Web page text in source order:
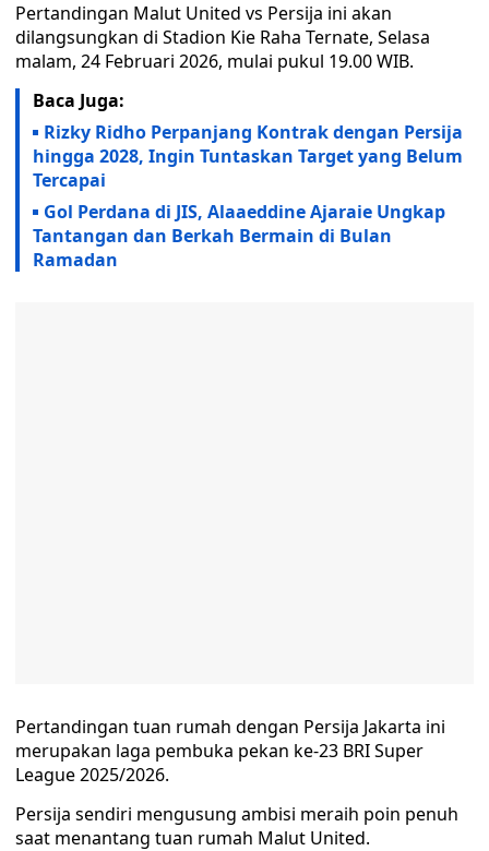
Pertandingan Malut United vs Persija ini akan
dilangsungkan di Stadion Kie Raha Ternate, Selasa
malam, 24 Februari 2026, mulai pukul 19.00 WIB.
Baca Juga:
Rizky Ridho Perpanjang Kontrak dengan Persija
hingga 2028, Ingin Tuntaskan Target yang Belum
Tercapai
Gol Perdana di JIS, Alaaeddine Ajaraie Ungkap
Tantangan dan Berkah Bermain di Bulan
Ramadan
Pertandingan tuan rumah dengan Persija Jakarta ini
merupakan laga pembuka pekan ke-23 BRI Super
League 2025/2026.
Persija sendiri mengusung ambisi meraih poin penuh
saat menantang tuan rumah Malut United.